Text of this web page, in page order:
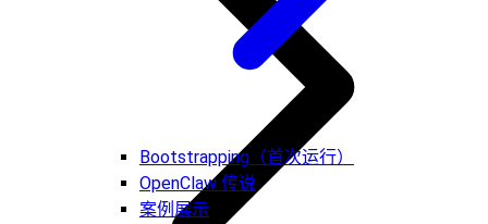
Bootstrapping（首次运行）
OpenClaw 传说
案例展示